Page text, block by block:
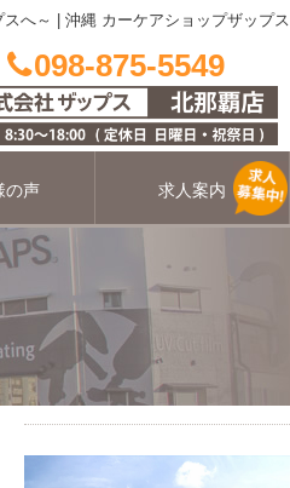
へ～ 沖縄 カーケアショップザップス
098-875-5549
の声 求人案内